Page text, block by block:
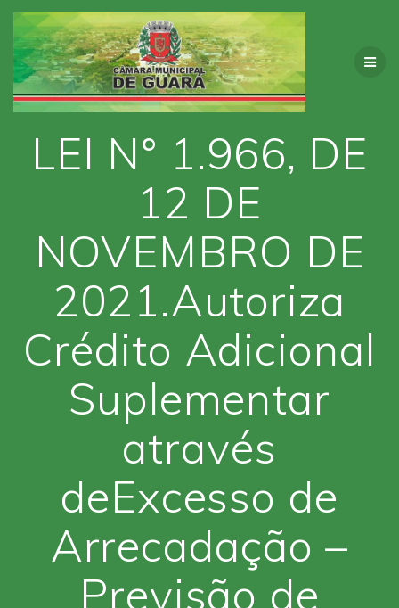
Skip
to
content
LEI N° 1.966, DE
12 DE
NOVEMBRO DE
2021.Autoriza
Crédito Adicional
Suplementar
através
deExcesso de
Arrecadação –
Previsão de